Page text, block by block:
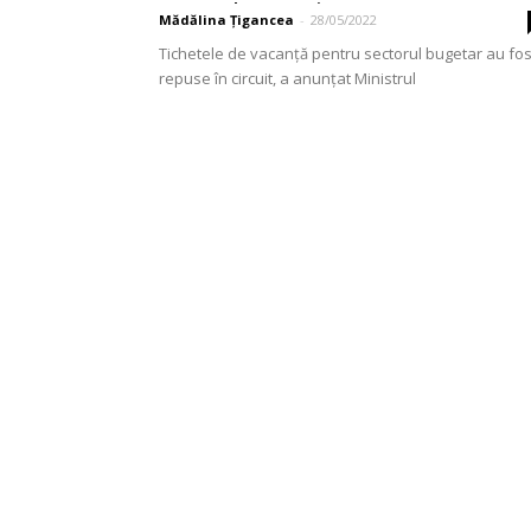
pentru bugetari –...
Mădălina Țigancea - 28/05/2022
Tichetele de vacanţă pentru sectorul bugetar au
repuse în circuit, a anunțat Ministrul